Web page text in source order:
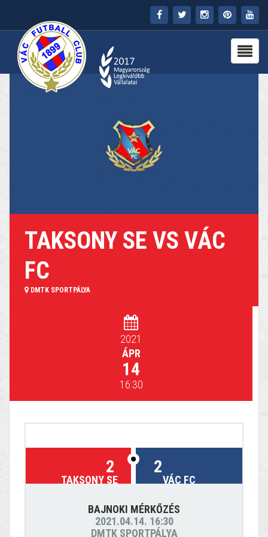
TAKSONY SE VS VÁC
FC
DMTK SPORTPÁLYA
2021
ÁPR
14
16:30
2
TAKSONY SE
2
VÁC FC
BAJNOKI MÉRKŐZÉS
2021.04.14. 16:30
DMTK SPORTPÁLYA
FŐOLDAL
KLUB
MÉDIA